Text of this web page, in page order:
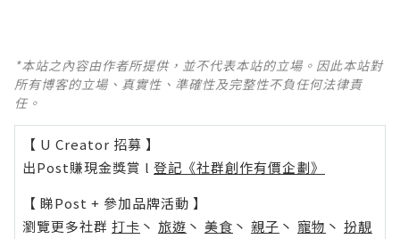
*本站之內容由作者所提供，並不代表本站的立場。因此本站對
所有博客的立場、真實性、準確性及完整性不負任何法律責
任。
【 U Creator 招募 】
出Post賺現金獎賞 l 登記《社群創作有價企劃》
【 睇Post + 參加品牌活動 】
瀏覽更多社群 打卡 丶 旅遊 丶 美食 丶 親子 丶 寵物 丶 扮靚